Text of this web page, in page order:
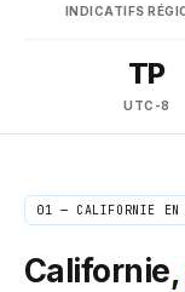
INDICATIFS
TP
UTC-8
01 — CALIFORNIE
Californie,